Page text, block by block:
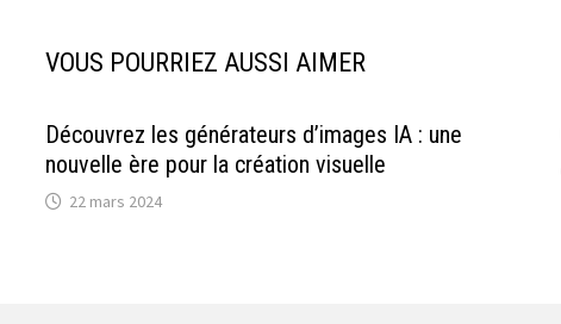
VOUS POURRIEZ AUSSI AIMER
Découvrez les générateurs d’images IA : une
nouvelle ère pour la création visuelle
22 mars 2024